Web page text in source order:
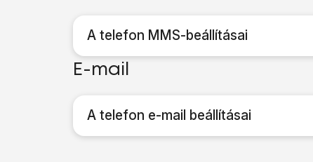
A telefon MMS-beállításai
E-mail
A telefon e-mail beállításai